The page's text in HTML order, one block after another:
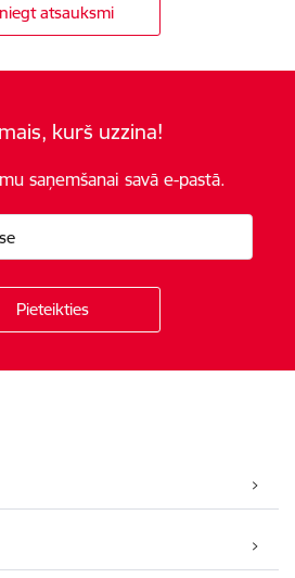
atsauksmi
kurš uzzina!
saņemšanai savā e-pastā.